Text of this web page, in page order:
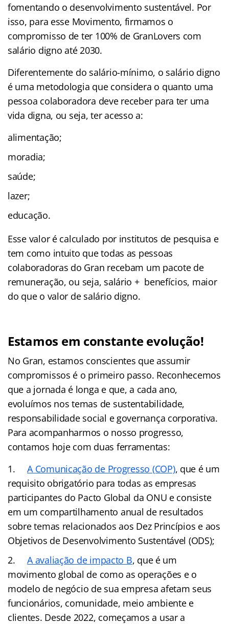
fomentando o desenvolvimento sustentável. Por
isso, para esse Movimento, firmamos o
compromisso de ter 100% de GranLovers com
salário digno até 2030.
Diferentemente do salário-mínimo, o salário digno
é uma metodologia que considera o quanto uma
pessoa colaboradora deve receber para ter uma
vida digna, ou seja, ter acesso a:
alimentação;
moradia;
saúde;
lazer;
educação.
Esse valor é calculado por institutos de pesquisa e
tem como intuito que todas as pessoas
colaboradoras do Gran recebam um pacote de
remuneração, ou seja, salário + benefícios, maior
do que o valor de salário digno.
Estamos em constante evolução!
No Gran, estamos conscientes que assumir
compromissos é o primeiro passo. Reconhecemos
que a jornada é longa e que, a cada ano,
evoluímos nos temas de sustentabilidade,
responsabilidade social e governança corporativa.
Para acompanharmos o nosso progresso,
contamos hoje com duas ferramentas:
A Comunicação de Progresso (COP), que é um
requisito obrigatório para todas as empresas
participantes do Pacto Global da ONU e consiste
em um compartilhamento anual de resultados
sobre temas relacionados aos Dez Princípios e aos
Objetivos de Desenvolvimento Sustentável (ODS);
A avaliação de impacto B, que é um
movimento global de como as operações e o
modelo de negócio de sua empresa afetam seus
funcionários, comunidade, meio ambiente e
clientes. Desde 2022, começamos a usar a